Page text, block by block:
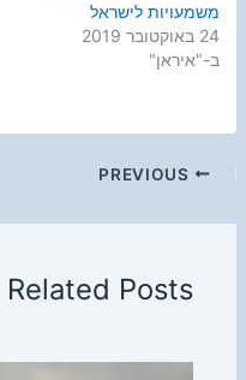
משמעויות לישראל
24 באוקטובר 2019
ב-"איראן"
Related Posts